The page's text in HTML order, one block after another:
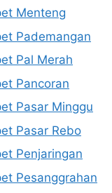
Menteng
Pademangan
Pal Merah
Pancoran
Pasar Minggu
Pasar Rebo
Penjaringan
Pesanggrahan